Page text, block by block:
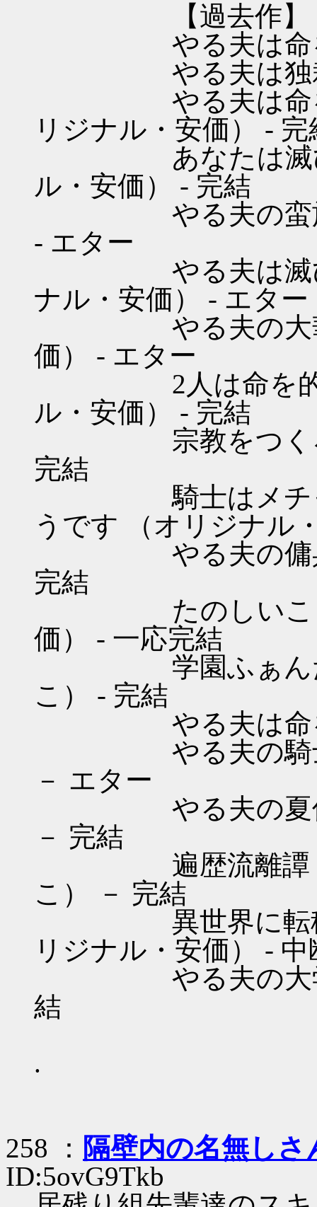
【過去作】
やる夫は命を的
やる夫は独裁制
やる夫は命を的
リジナル・安価） - 完
あなたは滅びを
ル・安価） - 完結
やる夫の蛮族経
- エター
やる夫は滅びに
ナル・安価） - エター
やる夫の大華旅
価） - エター
2人は命を的に
ル・安価） - 完結
宗教をつくろう!
完結
騎士はメチャシ
うです （オリジナル
やる夫の傭兵道
完結
たのしいこうこ
価） - 一応完結
学園ふぁんたじ
こ） - 完結
やる夫は命を的
やる夫の騎士道
－ エター
やる夫の夏休み
－ 完結
遍歴流離譚 （オ
こ） － 完結
異世界に転移し
リジナル・安価） - 中
やる夫の大学生
結
.
258 ： 隔壁内の名無しさ
ID:5ovG9Tkb